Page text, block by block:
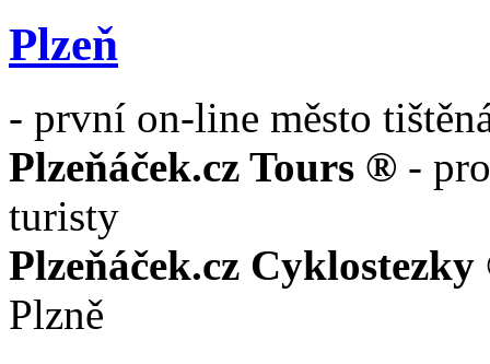
Plzeň
- první on-line město
Plzeňáček.cz Tours ® -
turisty
Plzeňáček.cz
Plzně